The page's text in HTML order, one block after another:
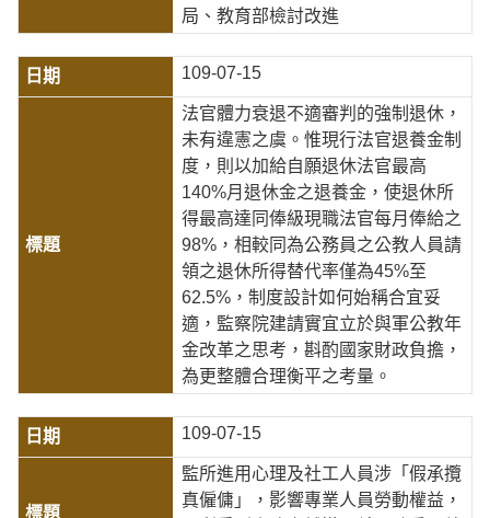
局、教育部檢討改進
109-07-15
法官體力衰退不適審判的強制退休，
未有違憲之虞。惟現行法官退養金制
度，則以加給自願退休法官最高
140%月退休金之退養金，使退休所
得最高達同俸級現職法官每月俸給之
98%，相較同為公務員之公教人員請
領之退休所得替代率僅為45%至
62.5%，制度設計如何始稱合宜妥
適，監察院建請實宜立於與軍公教年
金改革之思考，斟酌國家財政負擔，
為更整體合理衡平之考量。
109-07-15
監所進用心理及社工人員涉「假承攬
真僱傭」，影響專業人員勞動權益，